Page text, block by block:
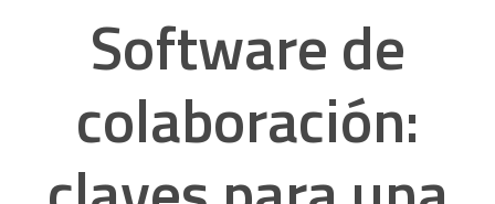
Software de
colaboración: